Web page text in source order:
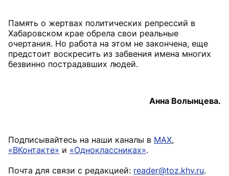
Память о жертвах политических репрессий в
Хабаровском крае обрела свои реальные
очертания. Но работа на этом не закончена, еще
предстоит воскресить из забвения имена многих
безвинно пострадавших людей.
Анна Волынцева.
Подписывайтесь на наши каналы в MAX,
«ВКонтакте» и «Одноклассниках».
Почта для связи с редакцией: reader@toz.khv.ru.